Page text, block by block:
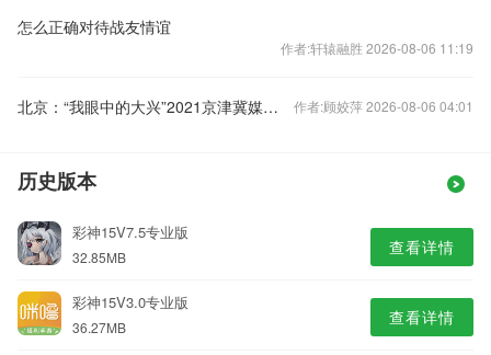
怎么正确对待战友情谊
作者:轩辕融胜 2026-08-06 11:19
北京：“我眼中的大兴”2021京津冀媒体大兴行启动 作者:顾姣萍 2026-08-06 04:01
历史版本
彩神15V7.5专业版
32.85MB 查看详情
彩神15V3.0专业版
36.27MB 查看详情